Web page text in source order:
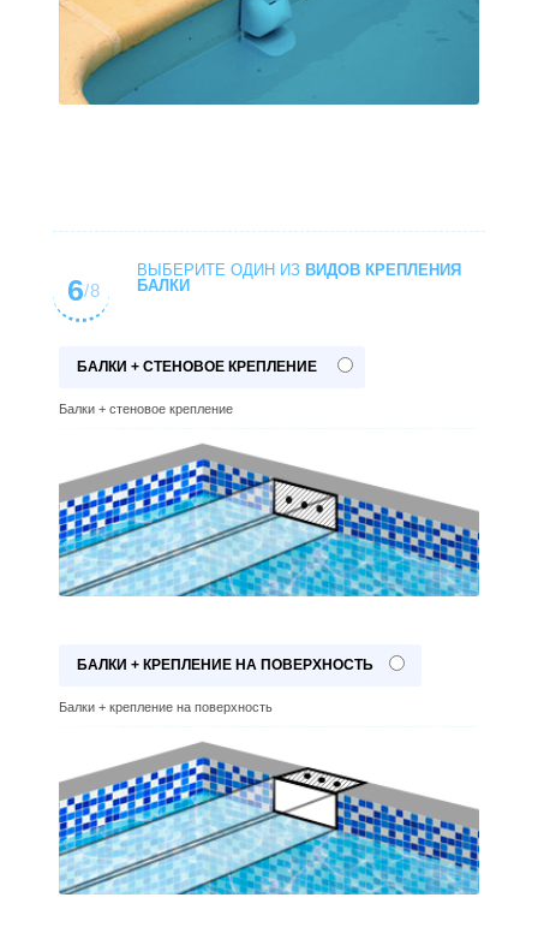
6/8
ВЫБЕРИТЕ ОДИН ИЗ ВИДОВ КРЕПЛЕНИЯ
БАЛКИ
БАЛКИ + СТЕНОВОЕ КРЕПЛЕНИЕ
Балки + стеновое крепление
БАЛКИ + КРЕПЛЕНИЕ НА ПОВЕРХНОСТЬ
Балки + крепление на поверхность